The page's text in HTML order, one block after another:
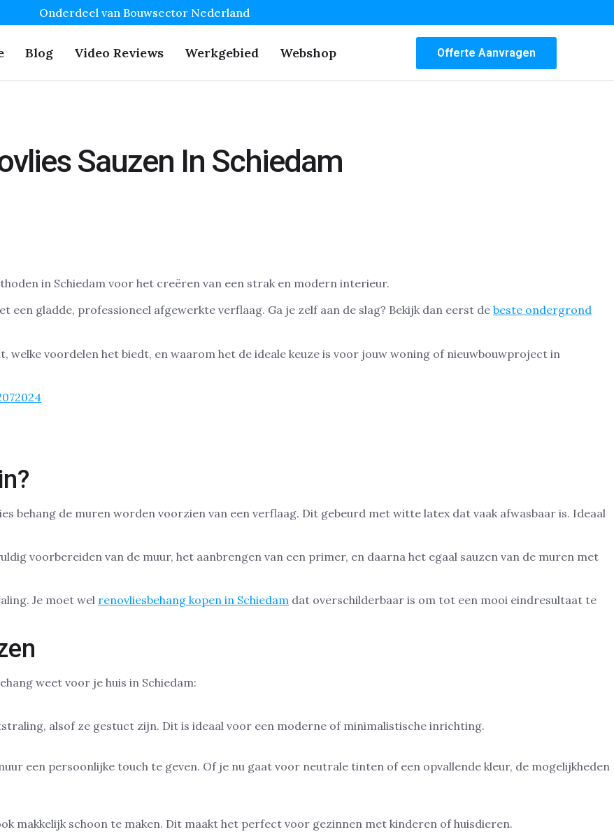
Onderdeel van Bouwsector Nederland
Blog Video Reviews Werkgebied Webshop Offerte Aanvragen
Sauzen In Schiedam
in Schiedam voor het creëren van een strak en modern interieur.
een gladde, professioneel afgewerkte verflaag. Ga je zelf aan de slag? Bekijk dan eerst de beste ondergrond
welke voordelen het biedt, en waarom het de ideale keuze is voor jouw woning of nieuwbouwproject in
behang de muren worden voorzien van een verflaag. Dit gebeurd met witte latex dat vaak afwasbaar is. Ideaal
voorbereiden van de muur, het aanbrengen van een primer, en daarna het egaal sauzen van de muren met
Je moet wel renovliesbehang kopen in Schiedam dat overschilderbaar is om tot een mooi eindresultaat te
weet voor je huis in Schiedam:
alsof ze gestuct zijn. Dit is ideaal voor een moderne of minimalistische inrichting.
een persoonlijke touch te geven. Of je nu gaat voor neutrale tinten of een opvallende kleur, de mogelijkheden
makkelijk schoon te maken. Dit maakt het perfect voor gezinnen met kinderen of huisdieren.